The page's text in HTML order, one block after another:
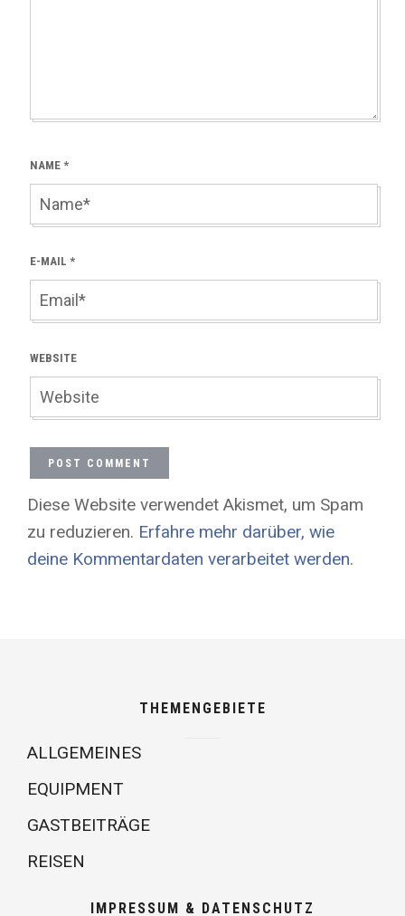
NAME *
E-MAIL *
WEBSITE
Diese Website verwendet Akismet, um Spam
zu reduzieren. Erfahre mehr darüber, wie
deine Kommentardaten verarbeitet werden.
THEMENGEBIETE
ALLGEMEINES
EQUIPMENT
GASTBEITRÄGE
REISEN
IMPRESSUM & DATENSCHUTZ